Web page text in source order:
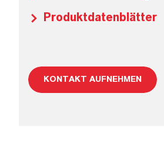
Produktdatenblätter
KONTAKT AUFNEHMEN